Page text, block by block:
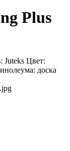
Plus
Juteks Цвет:
доска